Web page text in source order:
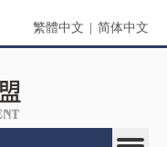
繁體中文 简体中文